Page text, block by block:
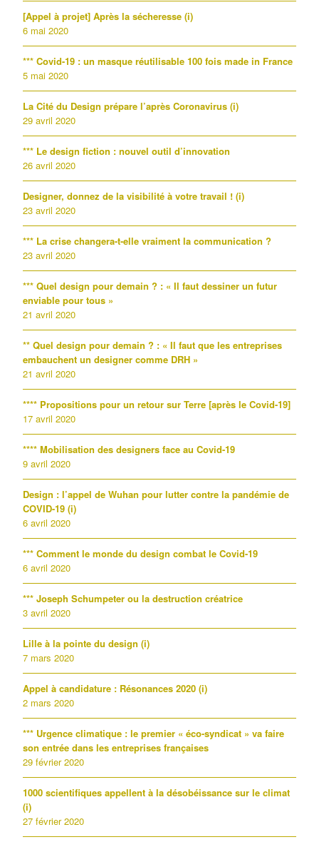
[Appel à projet] Après la sécheresse (i)
6 mai 2020
*** Covid-19 : un masque réutilisable 100 fois made in France
5 mai 2020
La Cité du Design prépare l’après Coronavirus (i)
29 avril 2020
*** Le design fiction : nouvel outil d’innovation
26 avril 2020
Designer, donnez de la visibilité à votre travail ! (i)
23 avril 2020
*** La crise changera-t-elle vraiment la communication ?
23 avril 2020
*** Quel design pour demain ? : « Il faut dessiner un futur
enviable pour tous »
21 avril 2020
** Quel design pour demain ? : « Il faut que les entreprises
embauchent un designer comme DRH »
21 avril 2020
**** Propositions pour un retour sur Terre [après le Covid-19]
17 avril 2020
**** Mobilisation des designers face au Covid-19
9 avril 2020
Design : l’appel de Wuhan pour lutter contre la pandémie de
COVID-19 (i)
6 avril 2020
*** Comment le monde du design combat le Covid-19
6 avril 2020
*** Joseph Schumpeter ou la destruction créatrice
3 avril 2020
Lille à la pointe du design (i)
7 mars 2020
Appel à candidature : Résonances 2020 (i)
2 mars 2020
*** Urgence climatique : le premier « éco-syndicat » va faire
son entrée dans les entreprises françaises
29 février 2020
1000 scientifiques appellent à la désobéissance sur le climat
(i)
27 février 2020